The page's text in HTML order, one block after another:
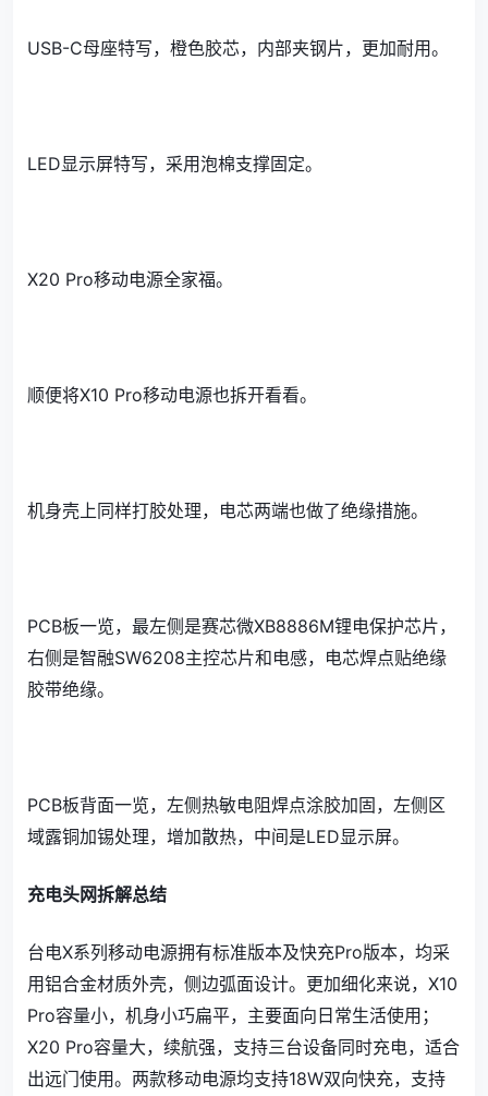
USB-C母座特写，橙色胶芯，内部夹钢片，更加耐用。
LED显示屏特写，采用泡棉支撑固定。
X20 Pro移动电源全家福。
顺便将X10 Pro移动电源也拆开看看。
机身壳上同样打胶处理，电芯两端也做了绝缘措施。
PCB板一览，最左侧是赛芯微XB8886M锂电保护芯片，
右侧是智融SW6208主控芯片和电感，电芯焊点贴绝缘
胶带绝缘。
PCB板背面一览，左侧热敏电阻焊点涂胶加固，左侧区
域露铜加锡处理，增加散热，中间是LED显示屏。
充电头网拆解总结
台电X系列移动电源拥有标准版本及快充Pro版本，均采
用铝合金材质外壳，侧边弧面设计。更加细化来说，X10
Pro容量小，机身小巧扁平，主要面向日常生活使用；
X20 Pro容量大，续航强，支持三台设备同时充电，适合
出远门使用。两款移动电源均支持18W双向快充，支持